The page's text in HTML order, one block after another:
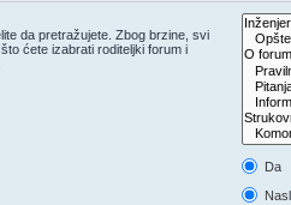
da pretražujete. Zbog brzine, svi
ćete izabrati roditeljki forum i
Da